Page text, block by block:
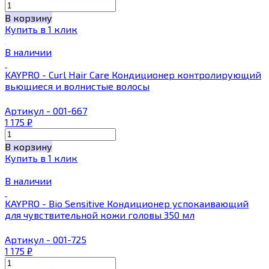
В корзину
Купить в 1 клик
В наличии
KAYPRO - Curl Hair Care Кондиционер контролирующий
вьющиеся и волнистые волосы
Артикул - 001-667
1 175 ₽
В корзину
Купить в 1 клик
В наличии
KAYPRO - Bio Sensitive Кондиционер успокаивающий
для чувствительной кожи головы 350 мл
Артикул - 001-725
1 175 ₽